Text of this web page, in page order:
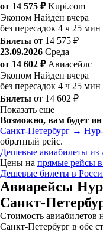
от 14 575 ₽ Kupi.com
Эконом Найден вчера
без пересадок 4 ч 25 мин
Билеты от 14 575 ₽
23.09.2026 Среда
от 14 602 ₽ Авиасейлс
Эконом Найден вчера
без пересадок 4 ч 25 мин
Билеты от 14 602 ₽
Показать еще
Возможно, вам будет
Санкт-Петербург →
обратный рейс.
Дешевые авиабилеты из
Цены на прямые рейсы
Дешевые билеты в
Авиарейсы
Санкт-
Стоимость
Санкт-Петербург в обе